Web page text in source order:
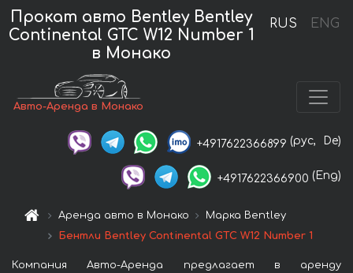
RUS ENG
Прокат авто Bentley Bentley
Continental GTC W12 Number 1
в Монако
Авто-Аренда в Монако
+4917622366899 (рус, De)
+4917622366900 (Eng)
Аренда авто в Монако
Марка Bentley
Бентли Bentley Continental GTC W12 Number 1
Компания Авто-Аренда предлагает в аренду